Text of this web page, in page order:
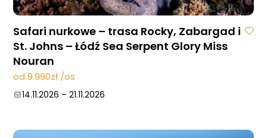
Safari nurkowe – trasa Rocky, Zabargad i
St. Johns – Łódź Sea Serpent Glory Miss
Nouran
od 9.990zł /os
14.11.2026 – 21.11.2026